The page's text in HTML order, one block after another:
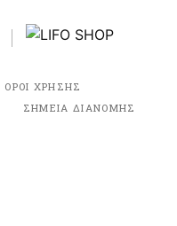
ΟΡΟΙ ΧΡΗΣΗΣ
ΣΗΜΕΙΑ ΔΙΑΝΟΜΗΣ